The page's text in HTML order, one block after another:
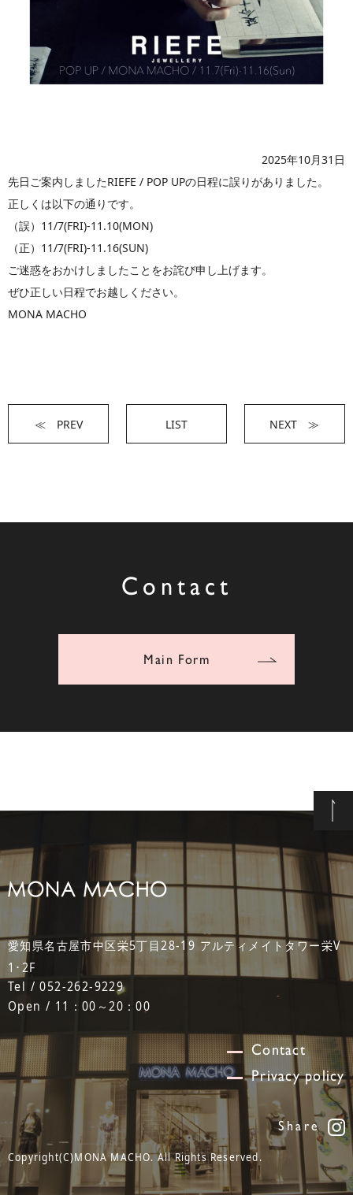
2025年10月31日
先日ご案内しましたRIEFE / POP UPの日程に誤りがありました。
正しくは以下の通りです。
（誤）11/7(FRI)-11.10(MON)
（正）11/7(FRI)-11.16(SUN)
ご迷惑をおかけしましたことをお詫び申し上げます。
ぜひ正しい日程でお越しください。
MONA MACHO
≪ PREV LIST NEXT ≫
Contact
Main Form
愛知県名古屋市中区栄5丁目28-19 アルティメイトタワー栄V
1･2F
Tel / 052-262-9229
Open / 11：00～20：00
Contact
Privacy policy
Share
Copyright(C)MONA MACHO. All Rights Reserved.